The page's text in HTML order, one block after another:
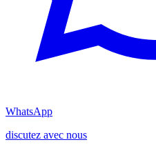
WhatsApp
discutez avec nous